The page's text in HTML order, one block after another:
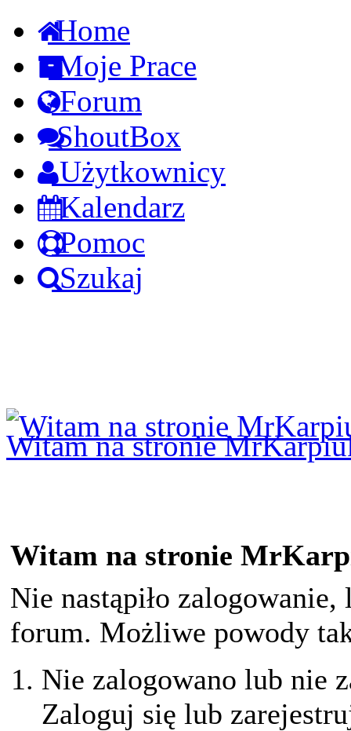
Home
Moje Prace
Forum
ShoutBox
Użytkownicy
Kalendarz
Pomoc
Szukaj
Witam na stronie
Witam na stronie
Nie nastąpiło
forum. Możliwe powody
Nie zalogowano lub nie
Zaloguj się lub